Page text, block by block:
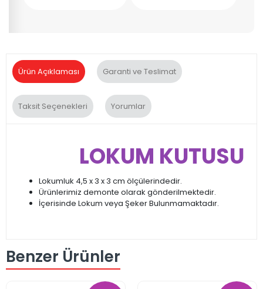
Ürün Açıklaması Garanti ve Teslimat
Taksit Seçenekleri Yorumlar
LOKUM KUTUSU
Lokumluk 4,5 x 3 x 3 cm ölçülerindedir.
Ürünlerimiz demonte olarak gönderilmektedir.
İçerisinde Lokum veya Şeker Bulunmamaktadır.
Benzer Ürünler